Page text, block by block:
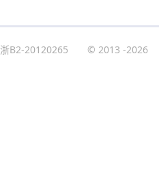
浙B2-20120265 © 2013 -2026